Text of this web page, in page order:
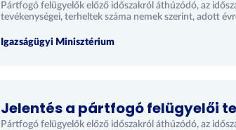
Pártfogó felügyelők előző időszakról áthúzódó, az
tevékenységei, terheltek száma nemek szerint, adott
Igazságügyi Minisztérium
Jelentés a pártfogó felügyelői
Pártfogó felügyelők előző időszakról áthúzódó, az